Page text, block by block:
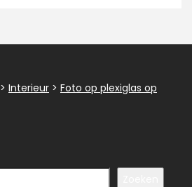
> Interieur > Foto op plexiglas op